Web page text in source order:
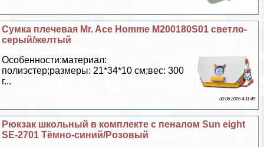
Сумка плечевая Mr. Ace Homme M200180S01 светло-
серый/желтый
Особенности:материал:
полиэстер;размеры: 21*34*10 см;вес: 300
г...
30 06 2026 4:11:49
Рюкзак школьный в комплекте с пеналом Sun eight
SE-2701 Тёмно-синий/Розовый